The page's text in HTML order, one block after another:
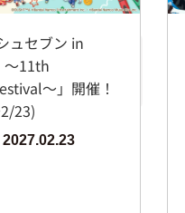
ュセブン in
～11th
～」開催！
23)